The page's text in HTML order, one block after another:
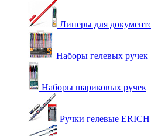
Линеры для
Наборы гелевых ручек
Наборы шариковых ручек
Ручки гелевые